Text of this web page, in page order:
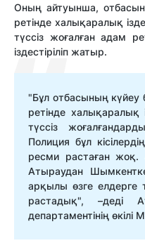
Оның айтуынша,
ретінде халықаралық
түссіз жоғалған адам
іздестіріліп жатыр.
"Бұл отбасының күйеу
ретінде халықаралық
түссіз
Полиция бұл
ресми растаған жоқ.
Атыраудан
арқылы өзге
растадық", –деді
департаментінің өкілі